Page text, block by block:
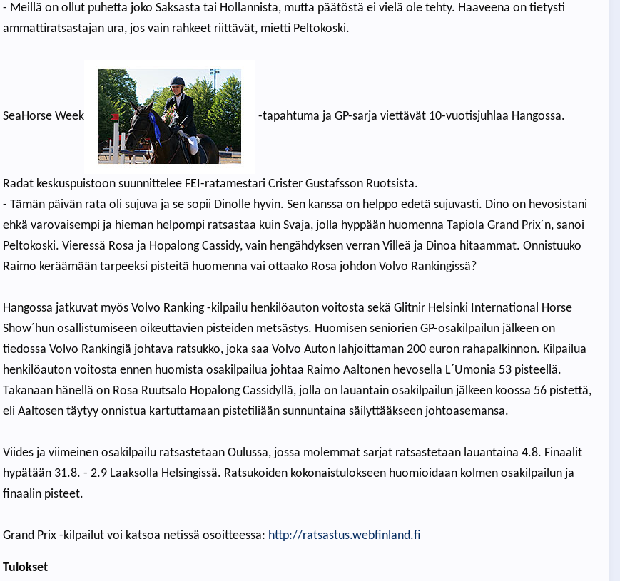
- Meillä on ollut puhetta joko Saksasta tai Hollannista, mutta päätöstä ei vielä ole tehty. Haaveena on tietysti
ammattiratsastajan ura, jos vain rahkeet riittävät, mietti Peltokoski.
SeaHorse Week -tapahtuma ja GP-sarja viettävät 10-vuotisjuhlaa Hangossa.
Radat keskuspuistoon suunnittelee FEI-ratamestari Crister Gustafsson Ruotsista.
- Tämän päivän rata oli sujuva ja se sopii Dinolle hyvin. Sen kanssa on helppo edetä sujuvasti. Dino on hevosistani
ehkä varovaisempi ja hieman helpompi ratsastaa kuin Svaja, jolla hyppään huomenna Tapiola Grand Prix´n, sanoi
Peltokoski. Vieressä Rosa ja Hopalong Cassidy, vain hengähdyksen verran Villeä ja Dinoa hitaammat. Onnistuuko
Raimo keräämään tarpeeksi pisteitä huomenna vai ottaako Rosa johdon Volvo Rankingissä?
Hangossa jatkuvat myös Volvo Ranking -kilpailu henkilöauton voitosta sekä Glitnir Helsinki International Horse
Show´hun osallistumiseen oikeuttavien pisteiden metsästys. Huomisen seniorien GP-osakilpailun jälkeen on
tiedossa Volvo Rankingiä johtava ratsukko, joka saa Volvo Auton lahjoittaman 200 euron rahapalkinnon. Kilpailua
henkilöauton voitosta ennen huomista osakilpailua johtaa Raimo Aaltonen hevosella L´Umonia 53 pisteellä.
Takanaan hänellä on Rosa Ruutsalo Hopalong Cassidyllä, jolla on lauantain osakilpailun jälkeen koossa 56 pistettä,
eli Aaltosen täytyy onnistua kartuttamaan pistetiliään sunnuntaina säilyttääkseen johtoasemansa.
Viides ja viimeinen osakilpailu ratsastetaan Oulussa, jossa molemmat sarjat ratsastetaan lauantaina 4.8. Finaalit
hypätään 31.8. - 2.9 Laaksolla Helsingissä. Ratsukoiden kokonaistulokseen huomioidaan kolmen osakilpailun ja
finaalin pisteet.
Grand Prix -kilpailut voi katsoa netissä osoitteessa: http://ratsastus.webfinland.fi
Tulokset